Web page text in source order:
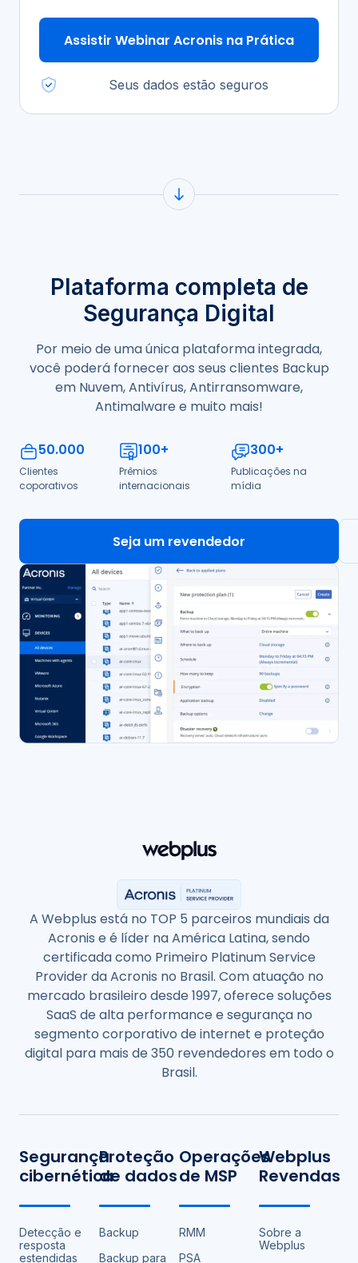
Assistir Webinar Acronis na Prática
Seus dados estão seguros
Plataforma completa de
Segurança Digital
Por meio de uma única plataforma integrada,
você poderá fornecer aos seus clientes Backup
em Nuvem, Antivírus, Antirransomware,
Antimalware e muito mais!
50.000
Clientes
coporativos
100+
Prêmios
internacionais
300+
Publicações na
mídia
Seja um revendedor
A Webplus está no TOP 5 parceiros mundiais da
Acronis e é líder na América Latina, sendo
certificada como Primeiro Platinum Service
Provider da Acronis no Brasil. Com atuação no
mercado brasileiro desde 1997, oferece soluções
SaaS de alta performance e segurança no
segmento corporativo de internet e proteção
digital para mais de 350 revendedores em todo o
Brasil.
Segurança
cibernética
Detecção e
resposta
estendidas
Proteção
de dados
Backup
Backup para
Operações
de MSP
RMM
PSA
Webplus
Revendas
Sobre a
Webplus